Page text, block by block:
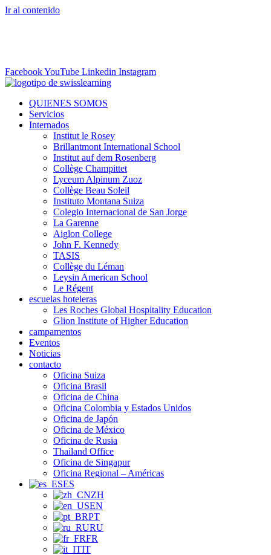
Ir al contenido
FacebookYouTube Linkedin Instagram
QUIENES SOMOS
Servicios
Internados
Institut le Rosey
Brillantmont International School
Institut auf dem Rosenberg
Collège Champittet
Lyceum Alpinum Zuoz
Collège Beau Soleil
Instituto Montana Suiza
Colegio Internacional de San Jorge
La Garenne
Aiglon College
John F. Kennedy
TASIS
Collège du Léman
Leysin American School
Le Régent
escuelas hoteleras
Les Roches Global Hospitality Education
Glion Institute of Higher Education
campamentos
Eventos
Noticias
contacto
Oficina Suiza
Oficina Brasil
Oficina de China
Oficina Colombia y Estados Unidos
Oficina de Japón
Oficina de México
Oficina de Rusia
Thailand Office
Oficina de Singapur
Oficina Regional – Américas
ES
ZH
EN
PT
RU
FR
IT